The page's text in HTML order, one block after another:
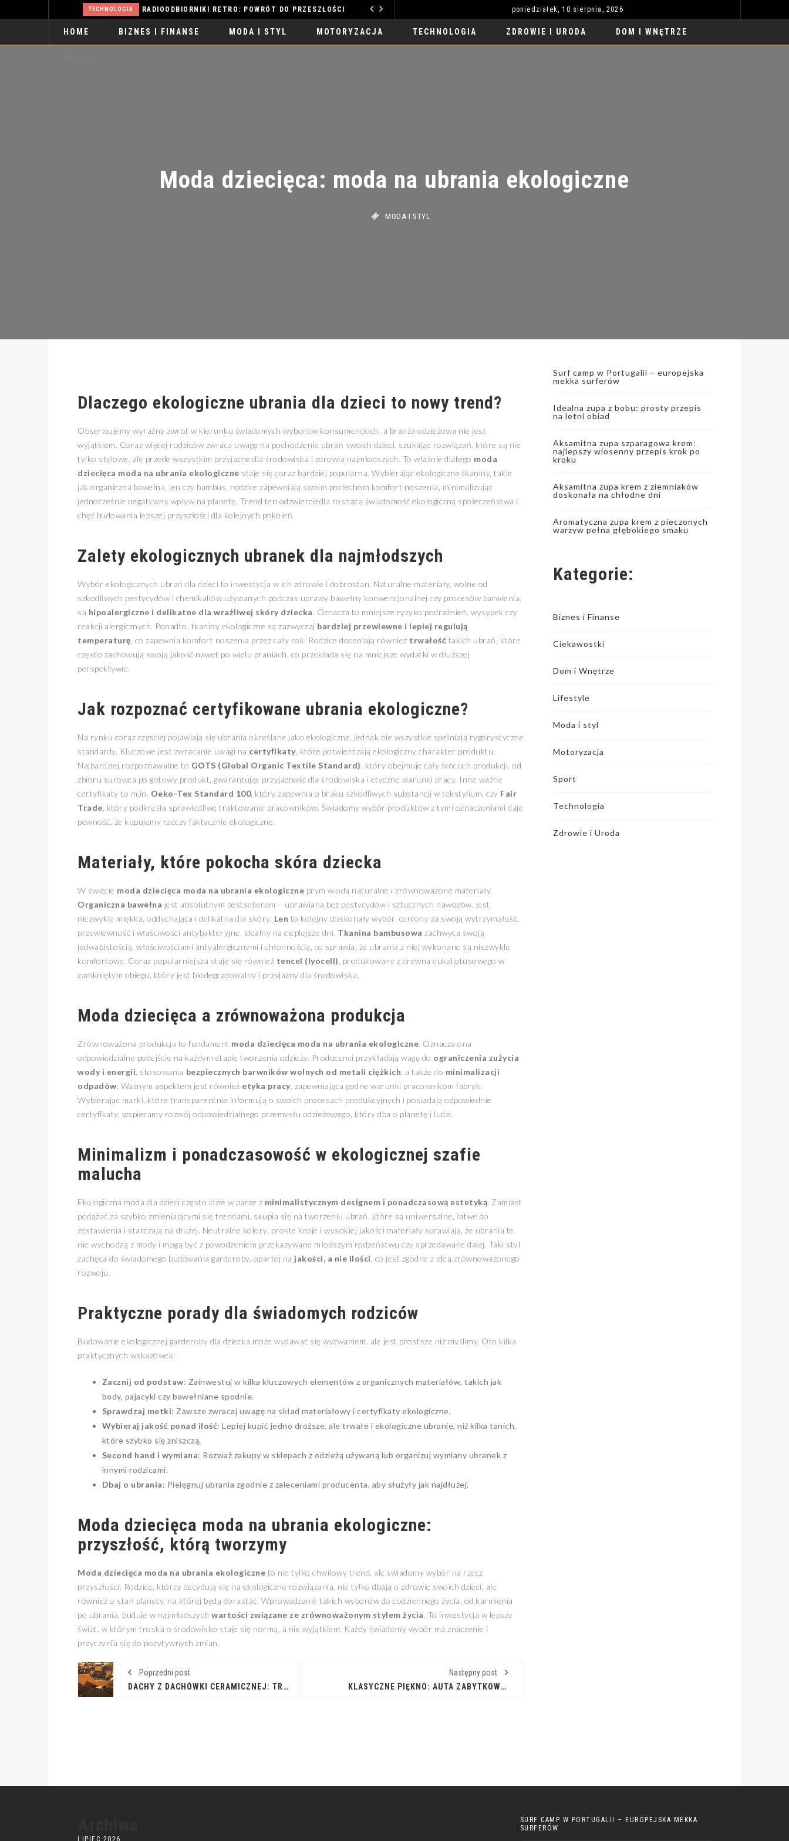
TECHNOLOGIA RADIOODBIORNIKI RETRO: POWRÓT DO PRZESZŁOŚCI poniedziałek, 10 sierpnia, 2026
HOME BIZNES I FINANSE MODA I STYL MOTORYZACJA TECHNOLOGIA ZDROWIE I URODA DOM I WNĘTRZE
Moda dziecięca: moda na ubrania ekologiczne
Dlaczego ekologiczne ubrania dla dzieci to nowy trend?
Obserwujemy wyraźny zwrot w kierunku świadomych wyborów konsumenckich, a branża odzieżowa nie jest
wyjątkiem. Coraz więcej rodziców zwraca uwagę na pochodzenie ubrań swoich dzieci, szukając rozwiązań, które są nie
tylko stylowe, ale przede wszystkim przyjazne dla środowiska i zdrowia najmłodszych. To właśnie dlatego moda
dziecięca moda na ubrania ekologiczne staje się coraz bardziej popularna. Wybierając ekologiczne tkaniny, takie
jak organiczna bawełna, len czy bambus, rodzice zapewniają swoim pociechom komfort noszenia, minimalizując
jednocześnie negatywny wpływ na planetę. Trend ten odzwierciedla rosnącą świadomość ekologiczną społeczeństwa i
chęć budowania lepszej przyszłości dla kolejnych pokoleń.
Zalety ekologicznych ubranek dla najmłodszych
Wybór ekologicznych ubrań dla dzieci to inwestycja w ich zdrowie i dobrostan. Naturalne materiały, wolne od
szkodliwych pestycydów i chemikaliów używanych podczas uprawy bawełny konwencjonalnej czy procesów barwienia,
są hipoalergiczne i delikatne dla wrażliwej skóry dziecka. Oznacza to mniejsze ryzyko podrażnień, wysypek czy
reakcji alergicznych. Ponadto, tkaniny ekologiczne są zazwyczaj bardziej przewiewne i lepiej regulują
temperaturę , co zapewnia komfort noszenia przez cały rok. Rodzice doceniają również trwałość takich ubrań, które
często zachowują swoją jakość nawet po wielu praniach, co przekłada się na mniejsze wydatki w dłuższej
perspektywie.
Jak rozpoznać certyfikowane ubrania ekologiczne?
Na rynku coraz częściej pojawiają się ubrania określane jako ekologiczne, jednak nie wszystkie spełniają rygorystyczne
standardy. Kluczowe jest zwracanie uwagi na certyfikaty , które potwierdzają ekologiczny charakter produktu.
Najbardziej rozpoznawalne to GOTS (Global Organic Textile Standard) , który obejmuje cały łańcuch produkcji, od
zbioru surowca po gotowy produkt, gwarantując przyjazność dla środowiska i etyczne warunki pracy. Inne ważne
certyfikaty to m.in. Oeko-Tex Standard 100, który zapewnia o braku szkodliwych substancji w tekstylium, czy Fair
Trade , który podkreśla sprawiedliwe traktowanie pracowników. Świadomy wybór produktów z tymi oznaczeniami daje
pewność, że kupujemy rzeczy faktycznie ekologiczne.
Materiały, które pokocha skóra dziecka
W świecie moda dziecięca moda na ubrania ekologiczne prym wiodą naturalne i zrównoważone materiały.
Organiczna bawełna jest absolutnym bestsellerem – uprawiana bez pestycydów i sztucznych nawozów, jest
niezwykle miękka, oddychająca i delikatna dla skóry. Len to kolejny doskonały wybór, ceniony za swoją wytrzymałość,
przewiewność i właściwości antybakteryjne, idealny na cieplejsze dni. Tkanina bambusowa zachwyca swoją
jedwabistością, właściwościami antyalergicznymi i chłonnością, co sprawia, że ubrania z niej wykonane są niezwykle
komfortowe. Coraz popularniejsza staje się również tencel (lyocell) , produkowany z drewna eukaliptusowego w
zamkniętym obiegu, który jest biodegradowalny i przyjazny dla środowiska.
Moda dziecięca a zrównoważona produkcja
Zrównoważona produkcja to fundament moda dziecięca moda na ubrania ekologiczne. Oznacza ona
odpowiedzialne podejście na każdym etapie tworzenia odzieży. Producenci przykładają wagę do ograniczenia zużycia
wody i energii , stosowania bezpiecznych barwników wolnych od metali ciężkich , a także do minimalizacji
odpadów. Ważnym aspektem jest również etyka pracy , zapewniająca godne warunki pracownikom fabryk.
Wybierając marki, które transparentnie informują o swoich procesach produkcyjnych i posiadają odpowiednie
certyfikaty, wspieramy rozwój odpowiedzialnego przemysłu odzieżowego, który dba o planetę i ludzi.
Minimalizm i ponadczasowość w ekologicznej szafie
malucha
Ekologiczna moda dla dzieci często idzie w parze z minimalistycznym designem i ponadczasową estetyką. Zamiast
podążać za szybko zmieniającymi się trendami, skupia się na tworzeniu ubrań, które są uniwersalne, łatwe do
zestawienia i starczają na dłużej. Neutralne kolory, proste kroje i wysokiej jakości materiały sprawiają, że ubrania te
nie wychodzą z mody i mogą być z powodzeniem przekazywane młodszym rodzeństwu czy sprzedawane dalej. Taki styl
zachęca do świadomego budowania garderoby, opartej na jakości, a nie ilości , co jest zgodne z ideą zrównoważonego
rozwoju.
Praktyczne porady dla świadomych rodziców
Budowanie ekologicznej garderoby dla dziecka może wydawać się wyzwaniem, ale jest prostsze niż myślimy. Oto kilka
praktycznych wskazówek:
Zacznij od podstaw: Zainwestuj w kilka kluczowych elementów z organicznych materiałów, takich jak
body, pajacyki czy bawełniane spodnie.
Sprawdzaj metki: Zawsze zwracaj uwagę na skład materiałowy i certyfikaty ekologiczne.
Wybieraj jakość ponad ilość: Lepiej kupić jedno droższe, ale trwałe i ekologiczne ubranie, niż kilka tanich,
które szybko się zniszczą.
Second hand i wymiana: Rozważ zakupy w sklepach z odzieżą używaną lub organizuj wymiany ubranek z
innymi rodzicami.
Dbaj o ubrania: Pielęgnuj ubrania zgodnie z zaleceniami producenta, aby służyły jak najdłużej.
Moda dziecięca moda na ubrania ekologiczne:
przyszłość, którą tworzymy
Moda dziecięca moda na ubrania ekologiczne to nie tylko chwilowy trend, ale świadomy wybór na rzecz
przyszłości. Rodzice, którzy decydują się na ekologiczne rozwiązania, nie tylko dbają o zdrowie swoich dzieci, ale
również o stan planety, na której będą dorastać. Wprowadzanie takich wyborów do codziennego życia, od karmienia
po ubrania, buduje w najmłodszych wartości związane ze zrównoważonym stylem życia. To inwestycja w lepszy
świat, w którym troska o środowisko staje się normą, a nie wyjątkiem. Każdy świadomy wybór ma znaczenie i
przyczynia się do pozytywnych zmian.
Poprzedni post
DACHY Z DACHÓWKI CERAMICZNEJ: TRWAŁOŚĆ I PIĘKNO NA LATA
Następny post
KLASYCZNE PIĘKNO: AUTA ZABYTKOWE EUROPEJSKIE
Surf camp w Portugalii – europejska
mekka surferów
Idealna zupa z bobu: prosty przepis
na letni obiad
Aksamitna zupa szparagowa krem:
najlepszy wiosenny przepis krok po
kroku
Aksamitna zupa krem z ziemniaków
doskonała na chłodne dni
Aromatyczna zupa krem z pieczonych
warzyw pełna głębokiego smaku
Kategorie:
Biznes i Finanse
Ciekawostki
Dom i Wnętrze
Lifestyle
Moda i styl
Motoryzacja
Sport
Technologia
Zdrowie i Uroda
LIPIEC 2026
SURF CAMP W PORTUGALII – EUROPEJSKA MEKKA
SURFERÓW